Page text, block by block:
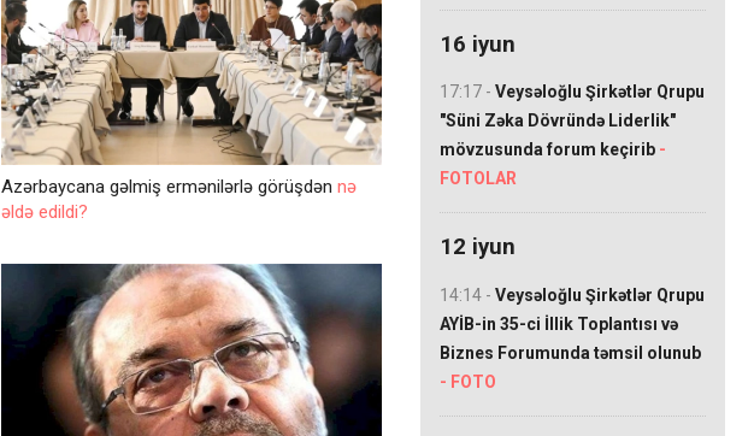
Azərbaycana gəlmiş ermənilərlə görüşdənnə
əldə edildi?
16 iyun
17:17 - Veysəloğlu Şirkətlər Qrupu
"Süni Zəka Dövründə Liderlik"
mövzusunda forum keçirib -
FOTOLAR
12 iyun
14:14 - Veysəloğlu Şirkətlər Qrupu
AYİB-in 35-ci İllik Toplantısı və
Biznes Forumunda təmsil olunub
- FOTO